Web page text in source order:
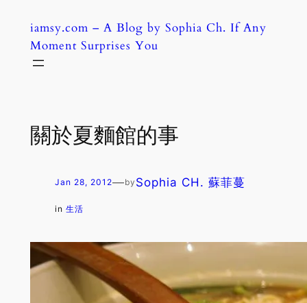
content
iamsy.com – A Blog by Sophia Ch. If Any
Moment Surprises You
關於夏麵館的事
Jan 28, 2012—by Sophia CH. 蘇菲蔓
in 生活